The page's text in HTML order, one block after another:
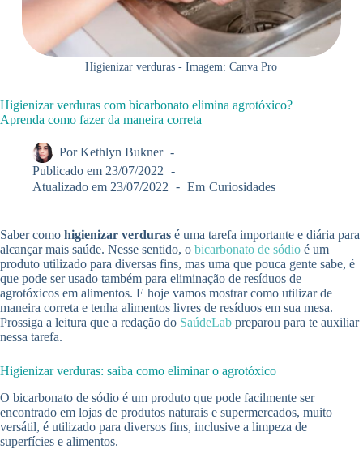
Higienizar verduras - Imagem: Canva Pro
Higienizar verduras com bicarbonato elimina agrotóxico?
Aprenda como fazer da maneira correta
Por Kethlyn Bukner
Publicado em 23/07/2022
Atualizado em 23/07/2022 Em Curiosidades
Saber como higienizar verduras é uma tarefa importante e diária para
alcançar mais saúde. Nesse sentido, o bicarbonato de sódio é um
produto utilizado para diversas fins, mas uma que pouca gente sabe, é
que pode ser usado também para eliminação de resíduos de
agrotóxicos em alimentos. E hoje vamos mostrar como utilizar de
maneira correta e tenha alimentos livres de resíduos em sua mesa.
Prossiga a leitura que a redação do SaúdeLab preparou para te auxiliar
nessa tarefa.
Higienizar verduras: saiba como eliminar o agrotóxico
O bicarbonato de sódio é um produto que pode facilmente ser
encontrado em lojas de produtos naturais e supermercados, muito
versátil, é utilizado para diversos fins, inclusive a limpeza de
superfícies e alimentos.